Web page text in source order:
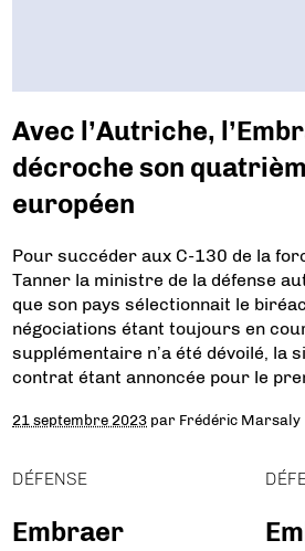
Avec l’Autriche,
décroche son
européen
Pour succéder aux C-130 de la
Tanner la ministre de la défense
que son pays sélectionnait le
négociations étant toujours en
supplémentaire n’a été dévoilé, la
contrat étant annoncée pour le
21 septembre 2023 par Frédéric Marsaly
DÉFENSE
Embraer